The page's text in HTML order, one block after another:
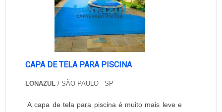
CAPA DE TELA PARA PISCINA
LONAZUL / SÃO PAULO - SP
A capa de tela para piscina é muito mais leve e